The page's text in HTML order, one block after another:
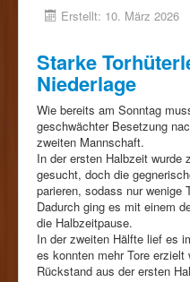
Erstellt: 10. März 2026
Starke
Niederlage
Wie bereits am Sonntag
geschwächter Besetzung
zweiten Mannschaft.
In der ersten Halbzeit wurde
gesucht, doch die
parieren, sodass nur wenige
Dadurch ging es mit einem
die Halbzeitpause.
In der zweiten Hälfte lief es
es konnten mehr Tore
Rückstand aus der ersten